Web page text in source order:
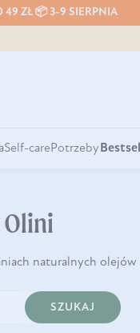
49 ZŁ 📦 3-9 SIERPNIA
Self-carePotrzeby
naturalnych olejów
SZUKAJ